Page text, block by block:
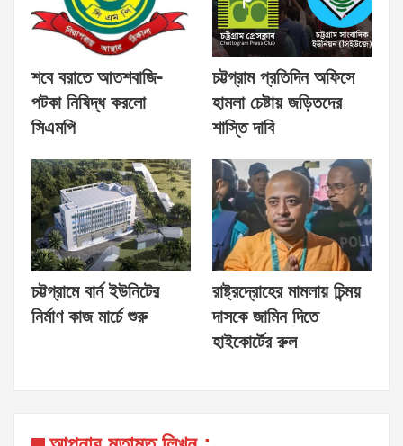
শবে বরাতে আতশবাজি-
পটকা নিষিদ্ধ করলো
সিএমপি
চট্টগ্রাম প্রতিদিন অফিসে
হামলা চেষ্টায় জড়িতদের
শাস্তি দাবি
চট্টগ্রামে বার্ন ইউনিটের
নির্মাণ কাজ মার্চে শুরু
রাষ্ট্রদ্রোহের মামলায় চিন্ময়
দাসকে জামিন দিতে
হাইকোর্টের রুল